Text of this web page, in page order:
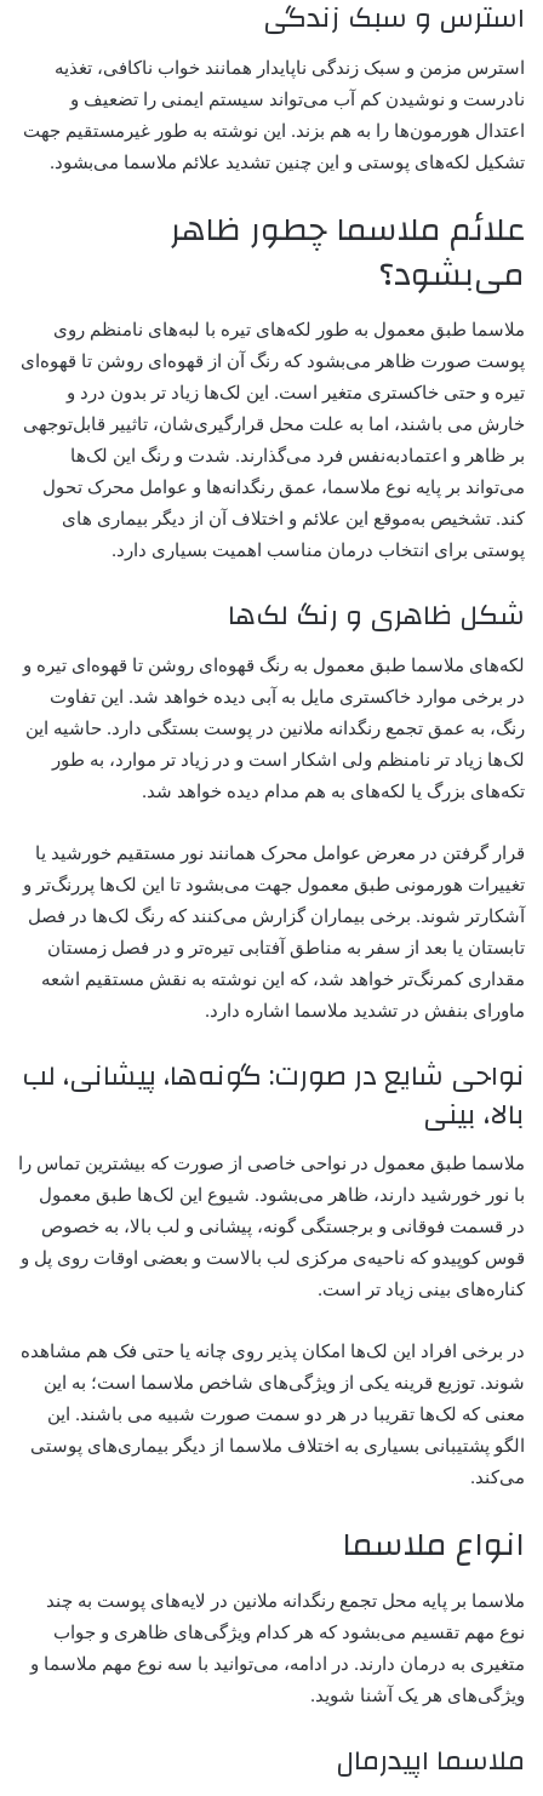
استرس و سبک زندگی
استرس مزمن و سبک زندگی ناپایدار همانند خواب ناکافی، تغذیه
نادرست و نوشیدن کم آب می‌تواند سیستم ایمنی را تضعیف و
اعتدال هورمون‌ها را به هم بزند. این نوشته به طور غیرمستقیم جهت
تشکیل لکه‌های پوستی و این چنین تشدید علائم ملاسما می‌بشود.
علائم ملاسما چطور ظاهر
می‌بشود؟
ملاسما طبق معمول به طور لکه‌های تیره با لبه‌های نامنظم روی
پوست صورت ظاهر می‌بشود که رنگ آن‌ از قهوه‌ای روشن تا قهوه‌ای
تیره و حتی خاکستری متغیر است. این لک‌ها زیاد تر بدون درد و
خارش می باشند، اما به علت محل قرارگیری‌شان، تاثییر قابل‌توجهی
بر ظاهر و اعتمادبه‌نفس فرد می‌گذارند. شدت و رنگ این لک‌ها
می‌تواند بر پایه نوع ملاسما، عمق رنگدانه‌ها و عوامل محرک تحول
کند. تشخیص به‌موقع این علائم و اختلاف آن از دیگر بیماری های
پوستی برای انتخاب درمان مناسب اهمیت بسیاری دارد.
شکل ظاهری و رنگ لک‌ها
لکه‌های ملاسما طبق معمول به رنگ قهوه‌ای روشن تا قهوه‌ای تیره و
در برخی موارد خاکستری مایل به آبی دیده خواهد شد. این تفاوت
رنگ، به عمق تجمع رنگدانه ملانین در پوست بستگی دارد. حاشیه‌ این
لک‌ها زیاد تر نامنظم ولی اشکار است و در زیاد تر موارد، به طور
تکه‌های بزرگ یا لکه‌های به ‌هم ‌مدام دیده خواهد شد.
قرار گرفتن در معرض عوامل محرک همانند نور مستقیم خورشید یا
تغییرات هورمونی طبق معمول جهت می‌بشود تا این لک‌ها پررنگ‌تر و
آشکار‌تر شوند. برخی بیماران گزارش می‌کنند که رنگ لک‌ها در فصل
تابستان یا بعد از سفر به مناطق آفتابی تیره‌تر و در فصل زمستان
مقداری کمرنگ‌تر خواهد شد، که این نوشته به نقش مستقیم اشعه
ماورای بنفش در تشدید ملاسما اشاره دارد.
نواحی شایع در صورت: گونه‌ها، پیشانی، لب
بالا، بینی
ملاسما طبق معمول در نواحی خاصی از صورت که بیشترین تماس را
با نور خورشید دارند، ظاهر می‌بشود. شیوع این لک‌ها طبق معمول
در قسمت فوقانی و برجستگی گونه، پیشانی و لب بالا، به خصوص
قوس کوپیدو که ناحیه‌ی مرکزی لب بالاست و بعضی اوقات روی پل و
کناره‌های بینی زیاد تر است.
در برخی افراد این لک‌ها امکان پذیر روی چانه یا حتی فک هم مشاهده
شوند. توزیع قرینه یکی از ویژگی‌های شاخص ملاسما است؛ به این
معنی که لک‌ها تقریبا در هر دو سمت صورت شبیه می باشند. این
الگو پشتیبانی بسیاری به اختلاف ملاسما از دیگر بیماری‌های پوستی
می‌کند.
انواع ملاسما
ملاسما بر پایه محل تجمع رنگدانه ملانین در لایه‌های پوست به چند
نوع مهم تقسیم می‌بشود که هر کدام ویژگی‌های ظاهری و جواب
متغیری به درمان دارند. در ادامه، می‌توانید با سه نوع مهم ملاسما و
ویژگی‌های هر یک آشنا شوید.
ملاسما اپیدرمال